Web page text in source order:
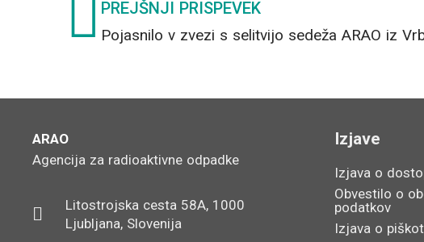
PREJŠNJI PRISPEVEK
ARAO
Agencija za radioaktivne odpadke
Litostrojska cesta 58A, 1000
Ljubljana, Slovenija
Izjave
Izjava o
Obvestilo o
podatkov
Izjava o